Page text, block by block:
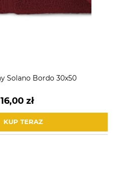
Solano Bordo 30x50
16,00 zł
KUP TERAZ